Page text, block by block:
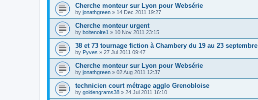
Cherche monteur sur Lyon pour Websérie
by jonathgreen » 14 Dec 2011 19:27
Cherche monteur urgent
by boitenoire1 » 10 Nov 2011 23:15
38 et 73 tournage fiction à Chambery du 19 au 23 septembre
by Pyves » 27 Jul 2011 09:47
Cherche monteur sur Lyon pour Websérie
by jonathgreen » 02 Aug 2011 12:37
technicien court métrage agglo Grenobloise
by goldengrams38 » 24 Jul 2011 16:10